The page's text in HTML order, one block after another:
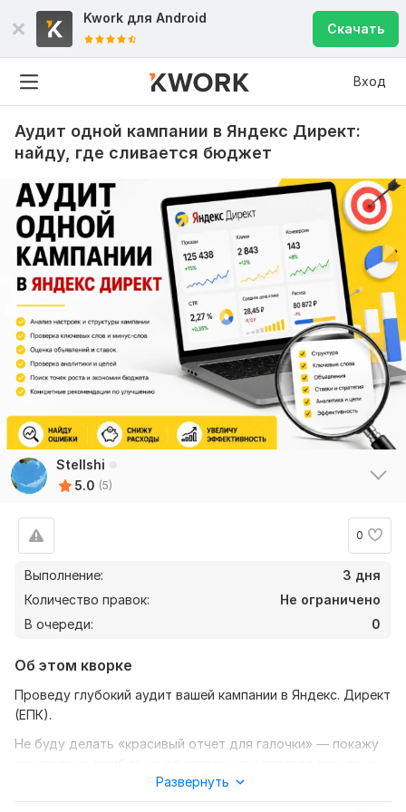
Kwork для Android
Скачать
Вход
Аудит одной кампании в Яндекс Директ:
найду, где сливается бюджет
Stellshi
5.0 (5)
0
Выполнение:
3 дня
Количество правок:
Не ограничено
В очереди:
0
Об этом кворке
Проведу глубокий аудит вашей кампании в Яндекс. Директ
(ЕПК).
Не буду делать «красивый отчет для галочки» — покажу
дам четкий план, как это исправить.
Развернуть